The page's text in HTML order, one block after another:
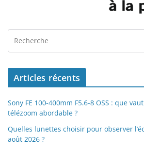
Articles récents
Sony FE 100-400mm F5.6-8 OSS : que
télézoom abordable ?
Quelles lunettes choisir pour observer
août 2026 ?